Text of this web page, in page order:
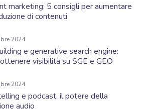
marketing: 5 consigli per aumentare
di contenuti
2024
e generative search engine:
visibilità su SGE e GEO
2024
e podcast, il potere della
audio